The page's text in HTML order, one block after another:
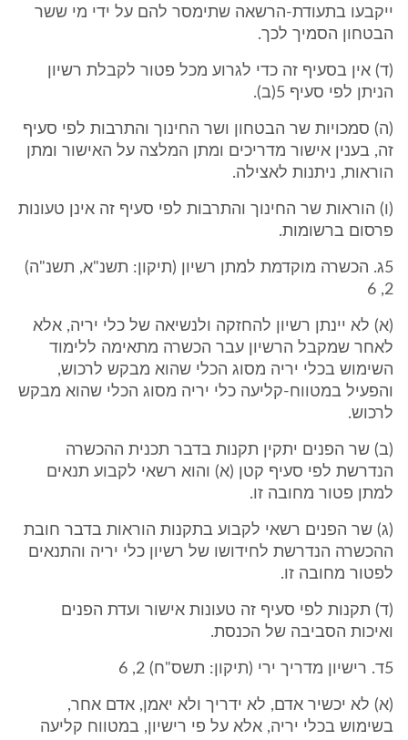
ייקבעו בתעודת-הרשאה שתימסר להם על ידי מי ששר
הבטחון הסמיך לכך.
(ד) אין בסעיף זה כדי לגרוע מכל פטור לקבלת רשיון
הניתן לפי סעיף 5(ב).
(ה) סמכויות שר הבטחון ושר החינוך והתרבות לפי סעיף
זה, בענין אישור מדריכים ומתן המלצה על האישור ומתן
הוראות, ניתנות לאצילה.
(ו) הוראות שר החינוך והתרבות לפי סעיף זה אינן טעונות
פרסום ברשומות.
5ג. הכשרה מוקדמת למתן רשיון (תיקון: תשנ"א, תשנ"ה)
2, 6
(א) לא יינתן רשיון להחזקה ולנשיאה של כלי יריה, אלא
לאחר שמקבל הרשיון עבר הכשרה מתאימה ללימוד
השימוש בכלי יריה מסוג הכלי שהוא מבקש לרכוש,
והפעיל במטווח-קליעה כלי יריה מסוג הכלי שהוא מבקש
לרכוש.
(ב) שר הפנים יתקין תקנות בדבר תכנית ההכשרה
הנדרשת לפי סעיף קטן (א) והוא רשאי לקבוע תנאים
למתן פטור מחובה זו.
(ג) שר הפנים רשאי לקבוע בתקנות הוראות בדבר חובת
ההכשרה הנדרשת לחידושו של רשיון כלי יריה והתנאים
לפטור מחובה זו.
(ד) תקנות לפי סעיף זה טעונות אישור ועדת הפנים
ואיכות הסביבה של הכנסת.
5ד. רישיון מדריך ירי (תיקון: תשס"ח) 2, 6
(א) לא יכשיר אדם, לא ידריך ולא יאמן, אדם אחר,
בשימוש בכלי יריה, אלא על פי רישיון, במטווח קליעה